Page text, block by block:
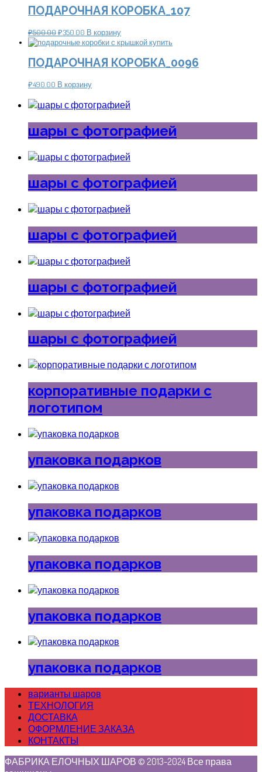
ПОДАРОЧНАЯ КОРОБКА_107
₽500.00₽350.00 В корзину
ПОДАРОЧНАЯ КОРОБКА_0096
₽490.00 В корзину
шары с фотографией
шары с фотографией
шары с фотографией
шары с фотографией
шары с фотографией
корпоративные подарки с
логотипом
упаковка подарков
упаковка подарков
упаковка подарков
упаковка подарков
упаковка подарков
варианты шаров
ТЕХНОЛОГИЯ
ДОСТАВКА
ОФОРМЛЕНИЕ ЗАКАЗА
КОНТАКТЫ
ФАБРИКА ЕЛОЧНЫХ ШАРОВ © 2013-2024 Все права